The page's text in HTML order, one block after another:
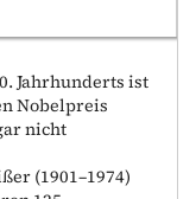
Jahrhunderts ist
Nobelpreis
nicht
(1901–1974)